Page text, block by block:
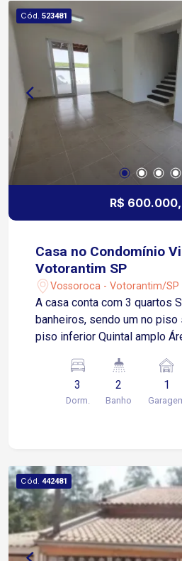
Cód. 523481
R$
Casa no Condomínio
Votorantim SP
Vossoroca - Votorantim/SP
A casa conta com 3 quartos Sala ampla Cozinha 2
banheiros, sendo um no
piso inferior Quintal amplo
externa 1 vaga de garagem Modelo Mariana -
casa de meio Terreno com 162,32 m² Área
construída de 75,30 m² O condomínio oferece
procura segurança,
uma das regiões mais
3
Dorm.
2
Banho
1
Cód. 442481